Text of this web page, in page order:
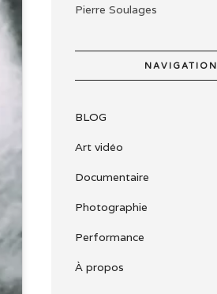
Pierre Soulages
NAVIGATION
BLOG
Art vidéo
Documentaire
Photographie
Performance
À propos